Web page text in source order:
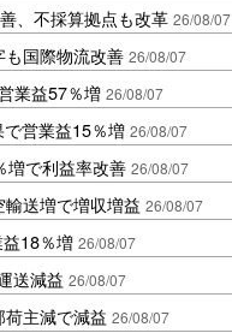
、不採算拠点も改革 26/08/07
国際物流改善 26/08/07
業益57％増 26/08/07
営業益15％増 26/08/07
増で利益率改善 26/08/07
送増で増収増益 26/08/07
18％増 26/08/07
送減益 26/08/07
主減で減益 26/08/07